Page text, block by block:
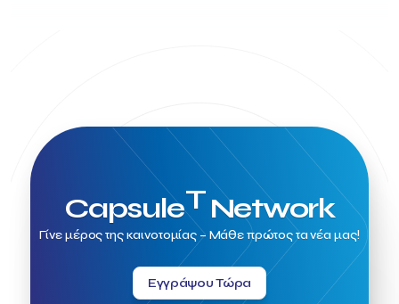
CapsuleTNetwork
Γίνε μέρος της καινοτομίας – Μάθε πρώτος τα νέα μας!
Εγγράψου Τώρα